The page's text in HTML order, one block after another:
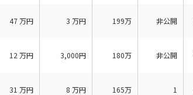
47万円 3 万円 199万 非公開
12 万円 3,000円 180万 非公開
31 万円 8 万円 165万 1